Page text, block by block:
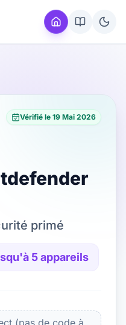
Vérifié le 19 Mai 2026
primé
5 appareils
(pas de code à